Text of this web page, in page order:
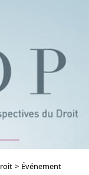
> Événement